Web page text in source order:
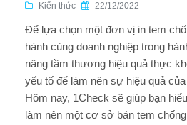
Kiến thức 22/12/2022
Để lựa chọn một đơn vị in tem
hành cùng doanh nghiệp trong
nâng tầm thương hiệu quả thực
yếu tố để làm nên sự hiệu quả
Hôm nay, 1Check sẽ giúp bạn
làm nên một cơ sở bán tem